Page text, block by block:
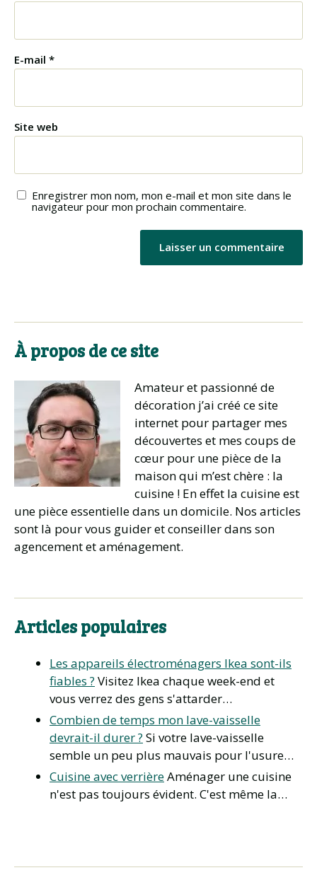
E-mail *
Site web
Enregistrer mon nom, mon e-mail et mon site dans le
navigateur pour mon prochain commentaire.
À propos de ce site
Amateur et passionné de
décoration j’ai créé ce site
internet pour partager mes
découvertes et mes coups de
cœur pour une pièce de la
maison qui m’est chère : la
cuisine ! En effet la cuisine est
une pièce essentielle dans un domicile. Nos articles
sont là pour vous guider et conseiller dans son
agencement et aménagement.
Articles populaires
Les appareils électroménagers Ikea sont-ils
fiables ? Visitez Ikea chaque week-end et
vous verrez des gens s'attarder…
Combien de temps mon lave-vaisselle
devrait-il durer ? Si votre lave-vaisselle
semble un peu plus mauvais pour l'usure…
Cuisine avec verrièreAménager une cuisine
n'est pas toujours évident. C'est même la…